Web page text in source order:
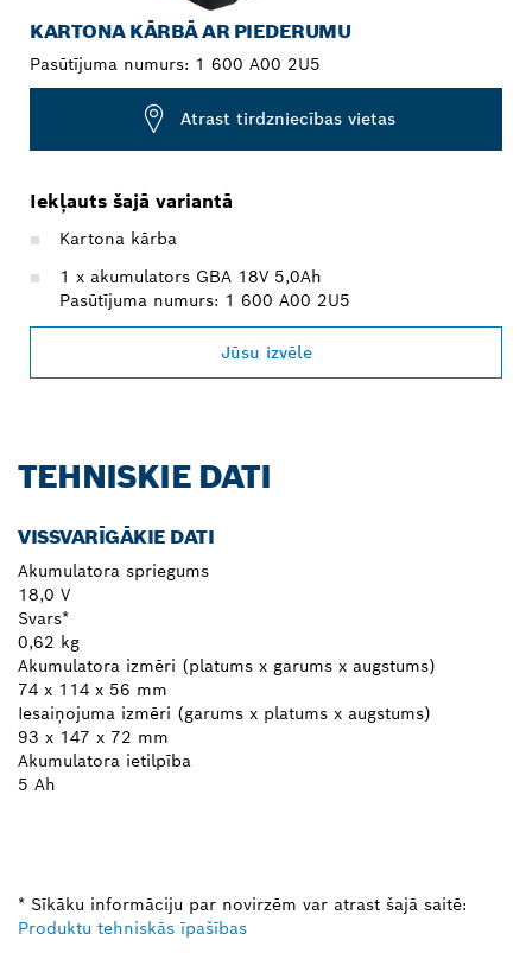
KARTONA KĀRBĀ AR PIEDERUMU
Pasūtījuma numurs: 1 600 A00 2U5
Atrast tirdzniecības vietas
Iekļauts šajā variantā
Kartona kārba
1 x akumulators GBA 18V 5,0Ah
Pasūtījuma numurs: 1 600 A00 2U5
Jūsu izvēle
TEHNISKIE DATI
VISSVARĪGĀKIE DATI
Akumulatora spriegums
18,0 V
Svars*
0,62 kg
Akumulatora izmēri (platums x garums x augstums)
74 x 114 x 56 mm
Iesaiņojuma izmēri (garums x platums x augstums)
93 x 147 x 72 mm
Akumulatora ietilpība
5 Ah
* Sīkāku informāciju par novirzēm var atrast šajā saitē:
Produktu tehniskās īpašības